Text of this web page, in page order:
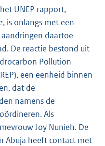
UNEP rapport,
is onlangs met een
daartoe
De reactie bestond uit
Pollution
een eenheid binnen
dat de
namens de
Als
Joy Nunieh. De
Abuja heeft contact met